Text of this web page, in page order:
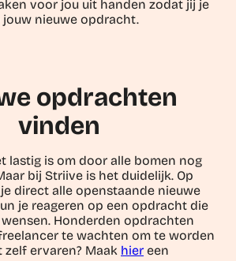
voor jou uit handen zodat jij je
nieuwe opdracht.
opdrachten
vinden
lastig is om door alle bomen nog
bij Striive is het duidelijk. Op
direct alle openstaande nieuwe
je reageren op een opdracht die
Honderden opdrachten
te wachten om te worden
ervaren? Maak hier een